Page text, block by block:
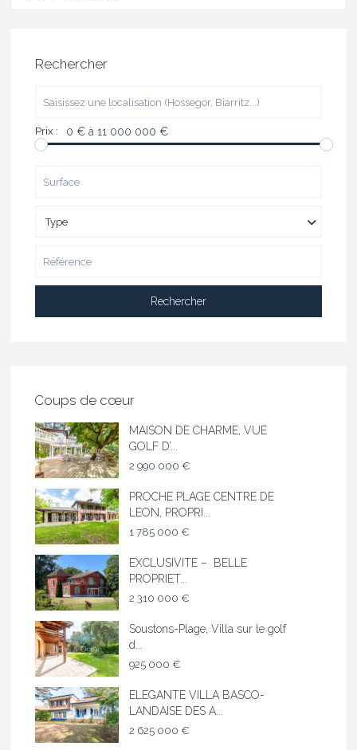
Rechercher
Prix : 0 € à 11 000 000 €
Type
Rechercher
Coups de cœur
MAISON DE CHARME, VUE
GOLF D’...
2 990 000 €
PROCHE PLAGE CENTRE DE
LEON, PROPRI...
1 785 000 €
EXCLUSIVITE – BELLE
PROPRIET...
2 310 000 €
Soustons-Plage, Villa sur le golf
d...
925 000 €
ELEGANTE VILLA BASCO-
LANDAISE DES A...
2 625 000 €